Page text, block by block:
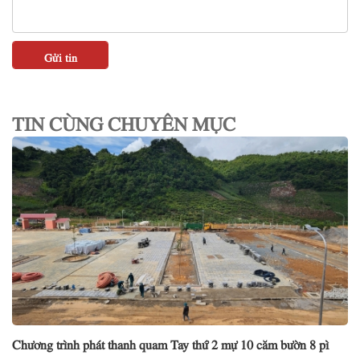
TIN CÙNG CHUYÊN MỤC
Chương trình phát thanh quam Tay thứ 2 mự 10 căm bườn 8 pì